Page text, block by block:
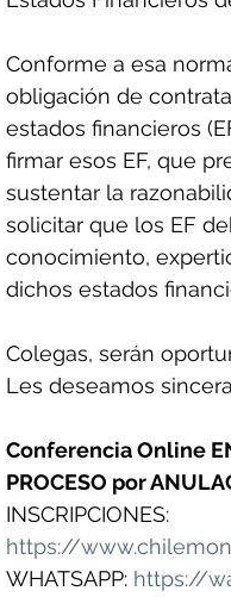
Conforme a esa
obligación de
estados financieros
firmar esos EF, que
sustentar la
solicitar que los EF
conocimiento,
dichos estados
Colegas, serán
Les deseamos
Conferencia Online
PROCESO por
INSCRIPCIONES:
https://
WHATSAPP: https://